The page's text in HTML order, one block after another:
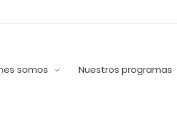
somos Nuestros programas